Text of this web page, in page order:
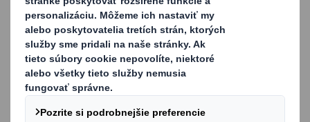
Obal pre elektronický predaj posilňuje
zážitok zo zakúpenej značky
Osobitý a vysokokvalitný obal dokáže zlepšiť
"zážitok z rozbaľovania“ - moment, kedy sa
zákazník prvýkrát dotkne výrobku a